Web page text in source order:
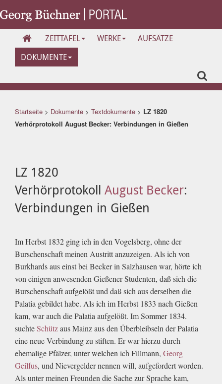
ZEITTAFEL WERKE
AUFSÄTZE
DOKUMENTE
Startseite > Dokumente > Textdokumente > LZ 1820
Verhörprotokoll August Becker: Verbindungen in Gießen
LZ 1820
Verhörprotokoll August Becker:
Verbindungen in Gießen
Im Herbst 1832 ging ich in den Vogelsberg, ohne der
Burschenschaft meinen Austritt anzuzeigen. Als ich von
Burkhards aus einst bei Becker in Salzhausen war, hörte ich
von einigen anwesenden Gießener Studenten, daß sich die
Burschenschaft aufgelößt und daß sich aus derselben die
Palatia gebildet habe. Als ich im Herbst 1833 nach Gießen
kam, war auch die Palatia aufgelößt. Im Sommer 1834.
suchteSchützaus Mainz aus den Überbleibseln der Palatia
eine neue Verbindung zu stiften. Er war hierzu durch
ehemalige Pfälzer, unter welchen ich Fillmann, Georg
Geilfus, und Nievergelder nennen will, aufgefordert worden.
Als unter meinen Freunden die Sache zur Sprache kam,